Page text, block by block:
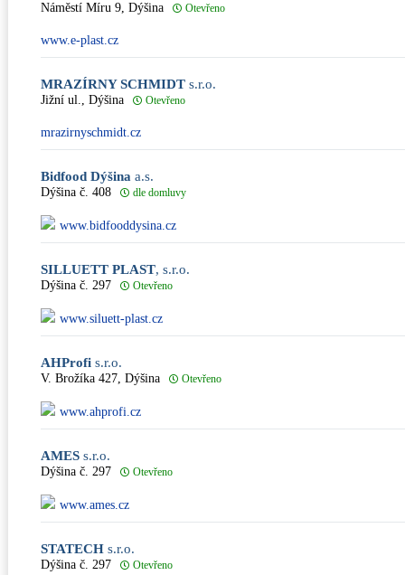
Náměstí Míru 9, Dýšina Otevřeno
www.e-plast.cz
MRAZÍRNY SCHMIDT s.r.o.
Jižní ul., Dýšina Otevřeno
mrazirnyschmidt.cz
Bidfood Dýšina a.s.
Dýšina č. 408 dle domluvy
www.bidfooddysina.cz
SILLUETT PLAST, s.r.o.
Dýšina č. 297 Otevřeno
www.siluett-plast.cz
AHProfi s.r.o.
V. Brožíka 427, Dýšina Otevřeno
www.ahprofi.cz
AMES s.r.o.
Dýšina č. 297 Otevřeno
www.ames.cz
STATECH s.r.o.
Dýšina č. 297 Otevřeno